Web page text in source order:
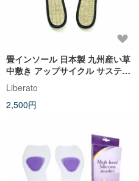
畳インソール 日本製 九州産い草
中敷き アップサイクル サステナ
ブル お手持ちの靴に入れて畳を
感じる
Liberato
2,500円